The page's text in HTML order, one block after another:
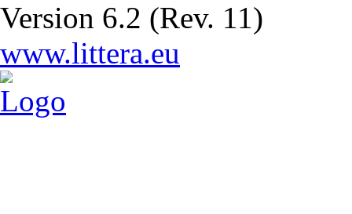
Version 6.2 (Rev. 11)
www.littera.eu